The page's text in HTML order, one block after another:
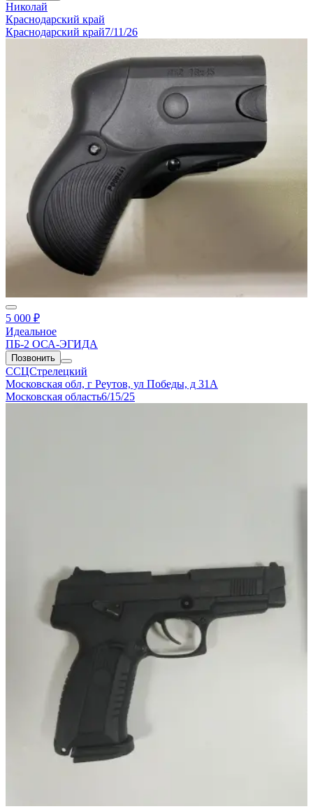
Николай
Краснодарский край
Краснодарский край7/11/26
5 000 ₽
Идеальное
ПБ-2 ОСА-ЭГИДА
Позвонить
ССЦСтрелецкий
Московская обл, г Реутов, ул Победы, д 31А
Московская область6/15/25